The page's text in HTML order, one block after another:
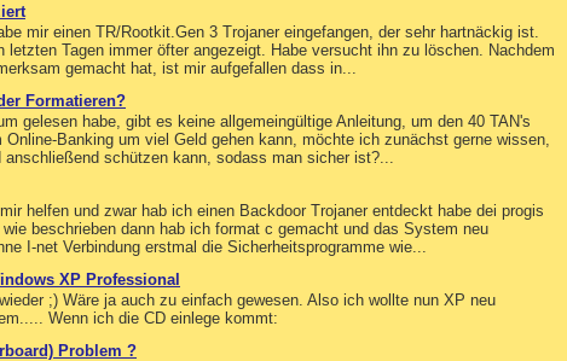
mir einen TR/Rootkit.Gen 3 Trojaner eingefangen, der sehr hartnäckig ist.
letzten Tagen immer öfter angezeigt. Habe versucht ihn zu löschen. Nachdem
gemacht hat, ist mir aufgefallen dass in...
Formatieren?
gelesen habe, gibt es keine allgemeingültige Anleitung, um den 40 TAN's
Banking um viel Geld gehen kann, möchte ich zunächst gerne wissen,
schützen kann, sodass man sicher ist?...
helfen und zwar hab ich einen Backdoor Trojaner entdeckt habe dei progis
beschrieben dann hab ich format c gemacht und das System neu
I-net Verbindung erstmal die Sicherheitsprogramme wie...
XP Professional
;) Wäre ja auch zu einfach gewesen. Also ich wollte nun XP neu
Wenn ich die CD einlege kommt:
Problem ?